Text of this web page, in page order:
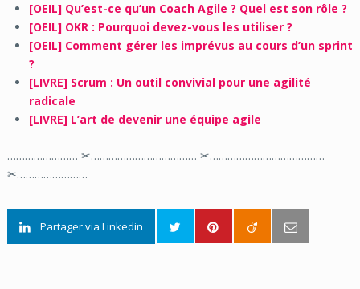
[OEIL] Qu’est-ce qu’un Coach Agile ? Quel est son rôle ?
[OEIL] OKR : Pourquoi devez-vous les utiliser ?
[OEIL] Comment gérer les imprévus au cours d’un sprint
?
[LIVRE] Scrum : Un outil convivial pour une agilité
radicale
[LIVRE] L’art de devenir une équipe agile
…………………… ✂……………………………… ✂…………………………………
✂……………………
Partager via Linkedin